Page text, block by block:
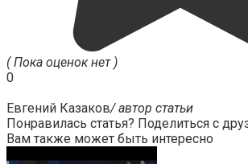
( Пока оценок нет )
0
Евгений Казаков/ автор статьи
Понравилась статья? Поделиться с
Вам также может быть интересно